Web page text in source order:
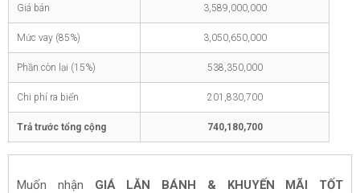
Giá bán 3,589,000,000
Mức vay (85%) 3,050,650,000
Phần còn lại (15%) 538,350,000
Chi phí ra biển 201,830,700
Trả trước tổng cộng 740,180,700
Muốn nhận GIÁ LĂN BÁNH & KHUYẾN MÃI TỐT